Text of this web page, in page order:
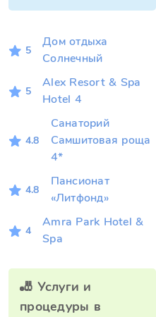
5
Дом отдыха
Солнечный
5
Alex Resort & Spa
Hotel 4
4.8
Санаторий
Самшитовая роща
4*
4.8
Пансионат
«Литфонд»
4
Amra Park Hotel &
Spa
🎳 Услуги и
процедуры в